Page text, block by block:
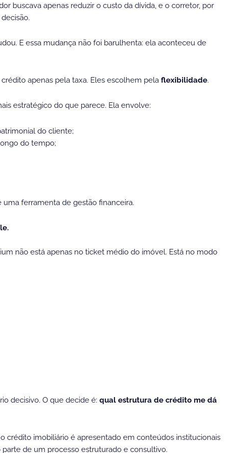
buscava apenas reduzir o custo da dívida, e o corretor, por
E essa mudança não foi barulhenta: ela aconteceu de
apenas pela taxa. Eles escolhem pela flexibilidade.
estratégico do que parece. Ela envolve:
do cliente;
do tempo;
ferramenta de gestão financeira.
não está apenas no ticket médio do imóvel. Está no modo
decisivo. O que decide é: qual estrutura de crédito me dá
crédito imobiliário é apresentado em conteúdos institucionais
de um processo estruturado e consultivo.